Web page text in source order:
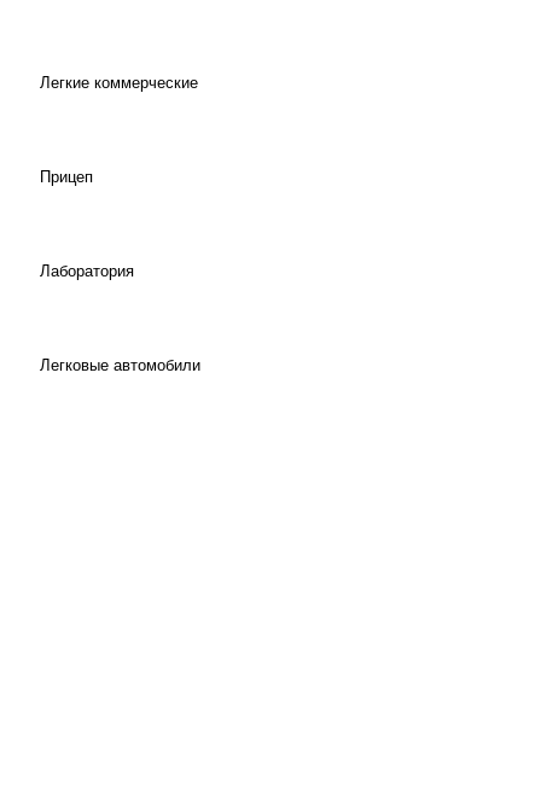
Легкие коммерческие
Прицеп
Лаборатория
Легковые автомобили